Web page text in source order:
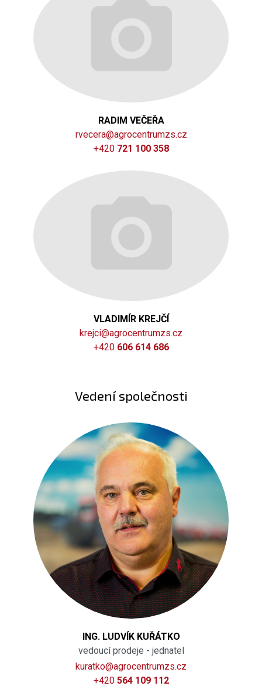
RADIM VEČEŘA
rvecera@agrocentrumzs.cz
+420 721 100 358
VLADIMÍR KREJČÍ
krejci@agrocentrumzs.cz
+420 606 614 686
Vedení společnosti
ING. LUDVÍK KUŘÁTKO
vedoucí prodeje - jednatel
kuratko@agrocentrumzs.cz
+420 564 109 112